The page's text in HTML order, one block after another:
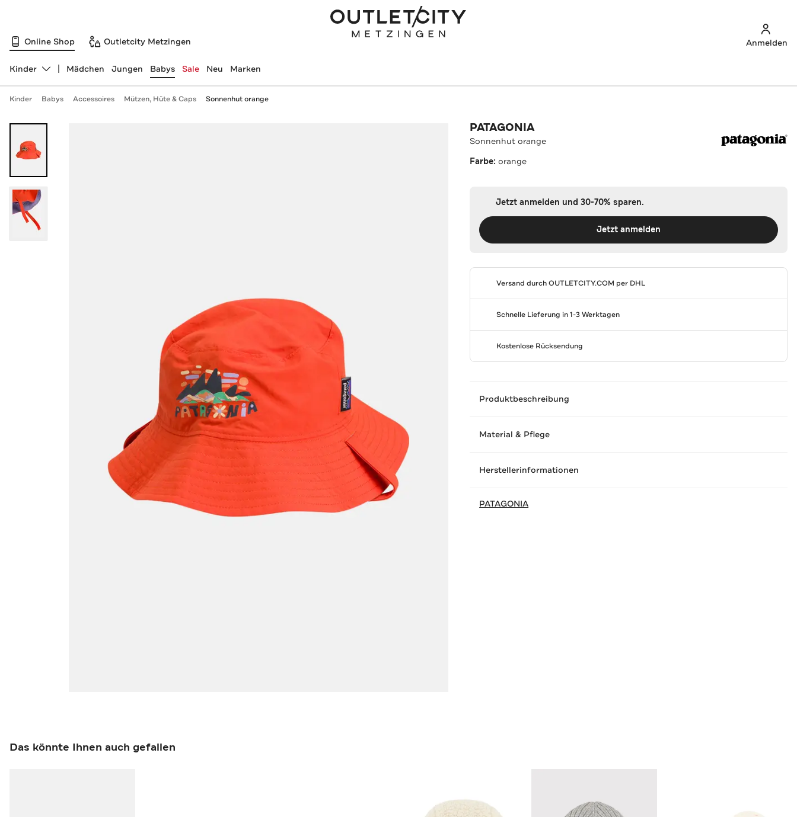
Online Shop Outletcity Metzingen Anmelden
Abteilung ändern, ausgewählt:
Kinder Mädchen Jungen Babys Sale Neu Marken
Kinder Babys Accessoires Mützen, Hüte & Caps Sonnenhut orange
PATAGONIA
Sonnenhut orange
Farbe:orange
Jetzt anmelden und 30-70% sparen.
Jetzt anmelden
Versand durchOUTLETCITY.COM per DHL
Schnelle Lieferung in 1-3 Werktagen
Kostenlose Rücksendung
Produktbeschreibung
Material & Pflege
Herstellerinformationen
PATAGONIA
Das könnte Ihnen auch gefallen